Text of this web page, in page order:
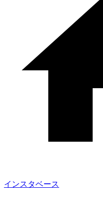
インスタベース